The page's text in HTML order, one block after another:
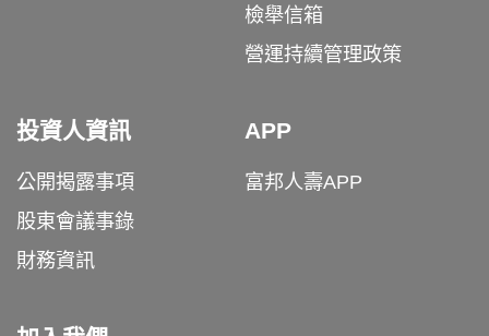
檢舉信箱
營運持續管理政策
投資人資訊
公開揭露事項
股東會議事錄
財務資訊
APP
富邦人壽APP